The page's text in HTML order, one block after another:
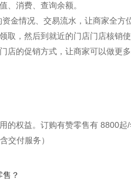
、消费、查询余额。
金情况、交易流水，让商家全方
取，然后到就近的门店门店核销使
店的促销方式，让商家可以做更
的权益。订购有赞零售有 8800起
交付服务）
？